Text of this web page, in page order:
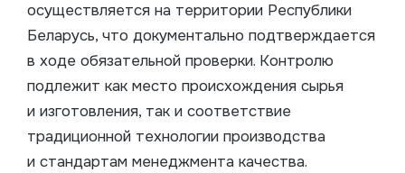
осуществляется на территории Республики
Беларусь, что документально подтверждается
в ходе обязательной проверки. Контролю
подлежит как место происхождения сырья
и изготовления, так и соответствие
традиционной технологии производства
и стандартам менеджмента качества.